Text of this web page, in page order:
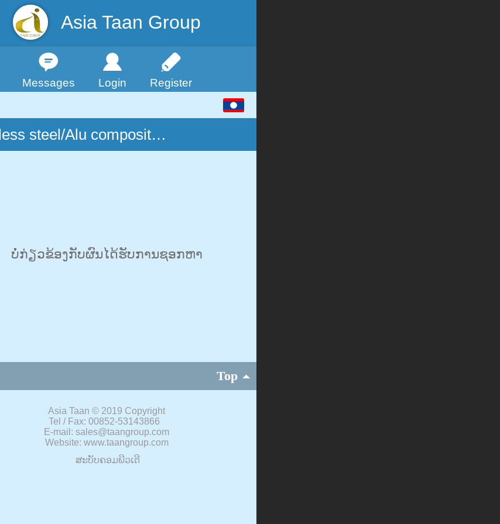
Asia Taan Group
Messages Login Register
Stainless steel/Alu composite panel
ບໍ່ກ່ຽວຂ້ອງກັບຜົນໄດ້ຮັບການຊອກຫາ
Top
Asia Taan © 2019 Copyright
Tel / Fax: 00852-53143866
E-mail: sales@taangroup.com
Website: www.taangroup.com
ສະບັບຄອມພີວເຕີ